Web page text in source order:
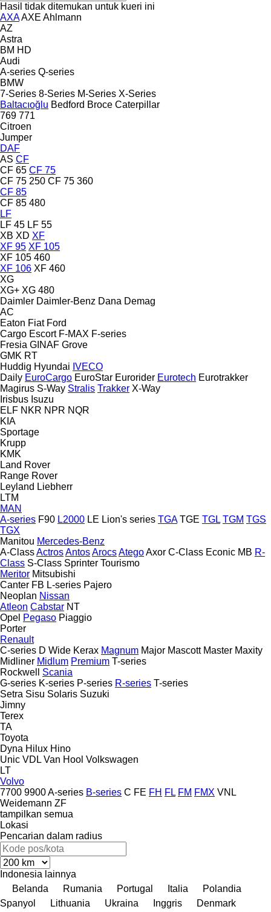
Hasil tidak ditemukan untuk kueri ini
AXAAXE Ahlmann
AZ
Astra
BM HD
Audi
A-series Q-series
BMW
7-Series 8-Series M-Series X-Series
Baltacıoğlu Bedford Broce Caterpillar
769 771
Citroen
Jumper
DAF
AS CF
CF 65 CF 75
CF 75 250 CF 75 360
CF 85
CF 85 480
LF
LF 45 LF 55
XB XD XF
XF 95 XF 105
XF 105 460
XF 106 XF 460
XG
XG+ XG 480
Daimler Daimler-Benz Dana Demag
AC
Eaton Fiat Ford
Cargo Escort F-MAX F-series
Fresia GINAF Grove
GMK RT
Huddig Hyundai IVECO
Daily EuroCargo EuroStar Eurorider Eurotech Eurotrakker
Magirus S-Way Stralis Trakker X-Way
Irisbus Isuzu
ELF NKR NPR NQR
KIA
Sportage
Krupp
KMK
Land Rover
Range Rover
Leyland Liebherr
LTM
MAN
A-series F90 L2000 LE Lion's series TGA TGE TGL TGM TGS
TGX
Manitou Mercedes-Benz
A-ClassActrosAntosArocsAtegoAxor C-Class Econic MB R-
Class S-Class Sprinter Tourismo
Meritor Mitsubishi
Canter FB L-series Pajero
Neoplan Nissan
Atleon Cabstar NT
Opel Pegaso Piaggio
Porter
Renault
C-series D Wide Kerax Magnum Major Mascott Master Maxity
Midliner Midlum Premium T-series
Rockwell
Scania
G-series K-series P-series R-series T-series
Setra Sisu Solaris Suzuki
Jimny
Terex
TA
Toyota
Dyna Hilux Hino
Unic VDL Van Hool Volkswagen
LT
Volvo
7700 9900A-series B-series C FE FH FL FM FMX VNL
Weidemann ZF
tampilkan semua
Lokasi
Pencarian dalam radius
Indonesia lainnya
Belanda
Rumania Portugal Italia
Polandia
Spanyol
Lithuania Ukraina Inggris
Denmark